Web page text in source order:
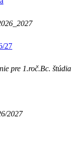
27
pre 1.roč.Bc. štúdia
2027